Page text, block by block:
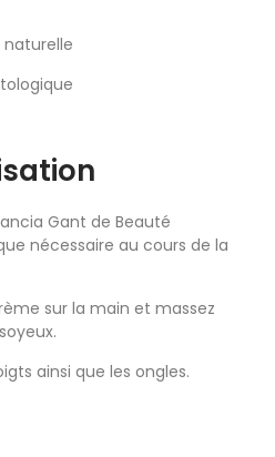
naturelle
Gant de Beauté
nécessaire au cours de la
sur la main et massez
ainsi que les ongles.